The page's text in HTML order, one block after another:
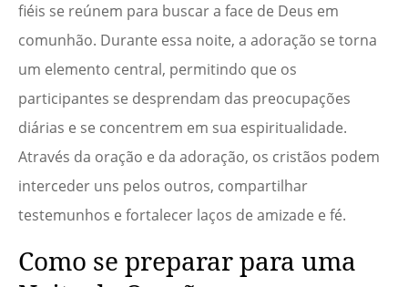
fiéis se reúnem para buscar a face de Deus em
comunhão. Durante essa noite, a adoração se torna
um elemento central, permitindo que os
participantes se desprendam das preocupações
diárias e se concentrem em sua espiritualidade.
Através da oração e da adoração, os cristãos podem
interceder uns pelos outros, compartilhar
testemunhos e fortalecer laços de amizade e fé.
Como se preparar para uma